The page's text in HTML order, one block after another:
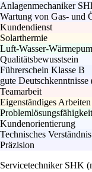
Anlagenmechaniker
Wartung von Gas- und
Kundendienst
Solarthermie
Luft-Wasser-
Qualitätsbewusstsein
Führerschein Klasse B
gute
Teamarbeit
Eigenständiges Arbeiten
Kundenorientierung
Technisches Verständnis
Präzision
Servicetechniker SHK